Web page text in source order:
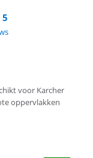
voor Karcher
oppervlakken